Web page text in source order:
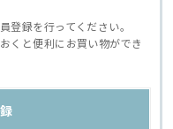
登録を行ってください。
くと便利にお買い物ができ